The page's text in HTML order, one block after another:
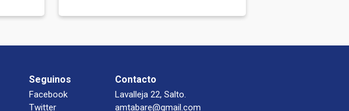
Seguinos
Facebook
Twitter
Contacto
Lavalleja 22, Salto.
amtabare@gmail.com